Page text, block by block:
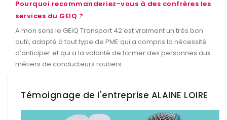
Pourquoi recommanderiez-vous à des confrères les
services du GEIQ ?
A mon sens le GEIQ Transport 42 est vraiment un très bon
outil, adapté à tout type de PME qui a compris la nécessité
d’anticiper et qui a la volonté de former des personnes aux
métiers de conducteurs routiers.
Témoignage de l'entreprise ALAINE LOIRE